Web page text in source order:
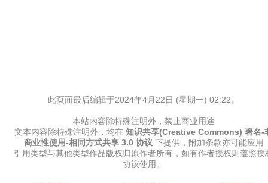
此页面最后编辑于2024年4月22日 (星期一) 02:22。
本站内容除特殊注明外，禁止商业用途
文本内容除特殊注明外，均在 知识共享(Creative Commons) 署名-
商业性使用-相同方式共享 3.0 协议 下提供，附加条款亦可能应用
引用类型与其他类型作品版权归原作者所有，如有作者授权则遵照授
协议使用。